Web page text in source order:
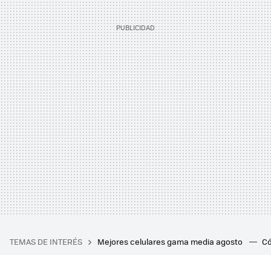
TEMAS DE INTERÉS Mejores celulares gama media agosto